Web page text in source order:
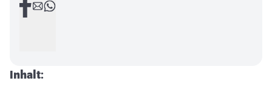
Inhalt: